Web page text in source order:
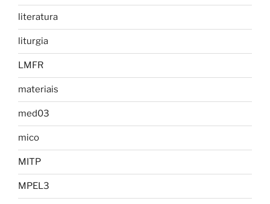
literatura
liturgia
LMFR
materiais
med03
mico
MITP
MPEL3